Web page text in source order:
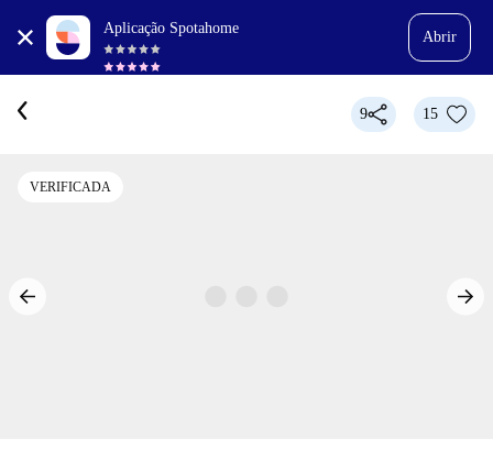
Aplicação Spotahome
Abrir
9 15
VERIFICADA